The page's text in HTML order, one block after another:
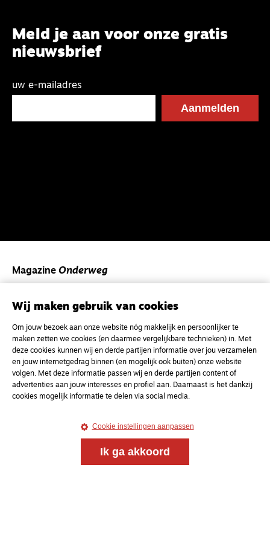
Meld je aan voor onze gratis
nieuwsbrief
uw e-mailadres
Magazine Onderweg
en gesprek voor christenen onderweg, in het bijzonder
voor de Nederlandse Gereformeerde Kerken.
Magazine Onderweg
Kvk-nummer 33277063
NL46 INGB 0117 5827 86
info@onderwegonline.nl
Wij maken gebruik van cookies
Om jouw bezoek aan onze website nóg makkelijk en persoonlijker te
maken zetten we cookies (en daarmee vergelijkbare technieken) in. Met
deze cookies kunnen wij en derde partijen informatie over jou verzamelen
en jouw internetgedrag binnen (en mogelijk ook buiten) onze website
volgen. Met deze informatie passen wij en derde partijen content of
advertenties aan jouw interesses en profiel aan. Daarnaast is het dankzij
cookies mogelijk informatie te delen via social media.
Cookie instellingen aanpassen
Ik ga akkoord